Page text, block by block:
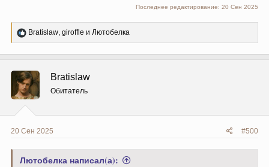
Последнее редактирование: 20 Сен 2025
Р
е
ц
и
и
:
Bratislaw, giroffle и Лютобелка
Bratislaw
Обитатель
20 Сен 2025 #500
Лютобелка написал(а):